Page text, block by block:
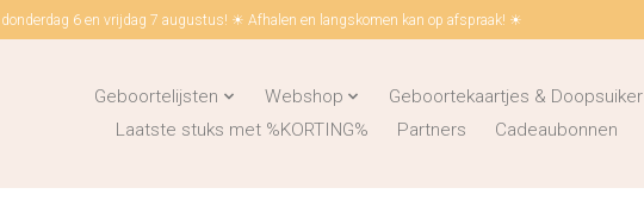
donderdag 6 en vrijdag 7 augustus! ☀ Afhalen en langskomen kan op afspraak! ☀
Geboortelijsten Webshop Geboortekaartjes & Doopsuiker
Laatste stuks met %KORTING%
Partners Cadeaubonnen